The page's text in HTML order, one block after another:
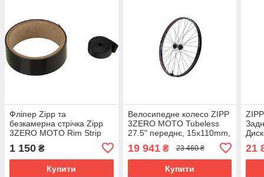
Фліпер Zipp та
безкамерна стрічка Zipp
3ZERO MOTO Rim Strip
And Tubeless Tape Kit 29"
1 150 ₴
Купити
Велосипедне колесо ZIPP
3ZERO MOTO Tubeless
27.5" переднє, 15x110mm,
вуглецеве, для ендуро, з
датчиком TyreWiz
19 941₴ 23 460 ₴
Купити
21